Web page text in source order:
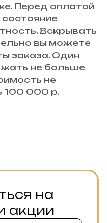
Перед оплатой
Вскрывать
вы можете
заказа. Один
не больше
не
100 000 р.
на
акции